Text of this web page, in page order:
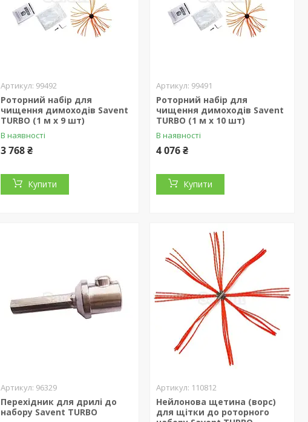
99492
Роторний набір для
чищення димоходів Savent
TURBO (1 м х 9 шт)
В наявності
3 768 ₴
Купити
99491
Роторний набір для
чищення димоходів Savent
TURBO (1 м х 10 шт)
В наявності
4 076 ₴
Купити
96329
Перехідник для дрилі до
набору Savent TURBO
110812
Нейлонова щетина (ворс)
для щітки до роторного